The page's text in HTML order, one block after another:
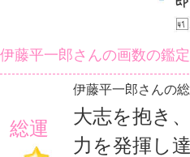
伊藤平一郎さんの画数の鑑
総運
伊藤平一郎さんの
大志を抱き
力を発揮し